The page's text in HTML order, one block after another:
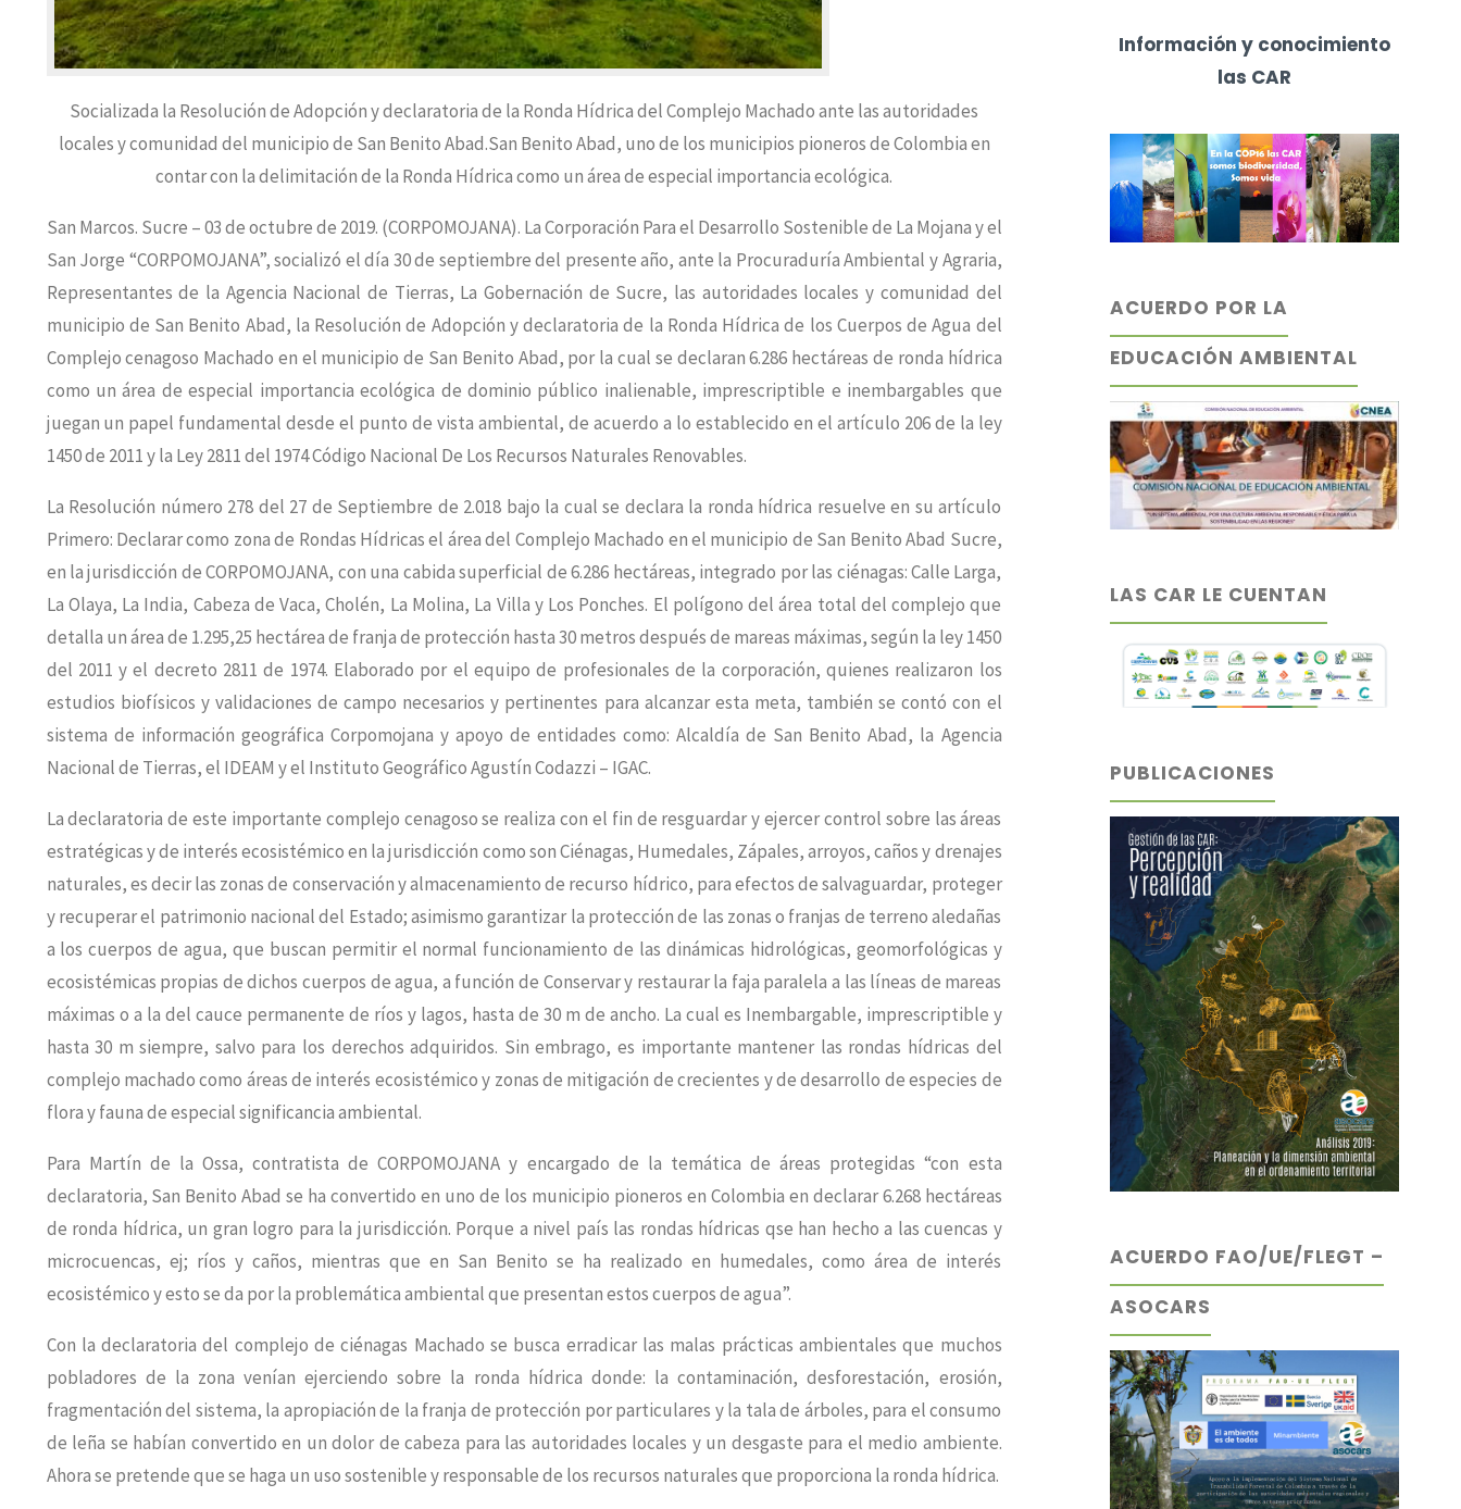
Socializada la Resolución de Adopción y declaratoria de la Ronda Hídrica del Complejo Machado ante las autoridades
locales y comunidad del municipio de San Benito Abad.San Benito Abad, uno de los municipios pioneros de Colombia en
contar con la delimitación de la Ronda Hídrica como un área de especial importancia ecológica.
San Marcos. Sucre – 03 de octubre de 2019. (CORPOMOJANA). La Corporación Para el Desarrollo Sostenible de La Mojana y el
San Jorge “CORPOMOJANA”, socializó el día 30 de septiembre del presente año, ante la Procuraduría Ambiental y Agraria,
Representantes de la Agencia Nacional de Tierras, La Gobernación de Sucre, las autoridades locales y comunidad del
municipio de San Benito Abad, la Resolución de Adopción y declaratoria de la Ronda Hídrica de los Cuerpos de Agua del
Complejo cenagoso Machado en el municipio de San Benito Abad, por la cual se declaran 6.286 hectáreas de ronda hídrica
como un área de especial importancia ecológica de dominio público inalienable, imprescriptible e inembargables que
juegan un papel fundamental desde el punto de vista ambiental, de acuerdo a lo establecido en el artículo 206 de la ley
1450 de 2011 y la Ley 2811 del 1974 Código Nacional De Los Recursos Naturales Renovables.
La Resolución número 278 del 27 de Septiembre de 2.018 bajo la cual se declara la ronda hídrica resuelve en su artículo
Primero: Declarar como zona de Rondas Hídricas el área del Complejo Machado en el municipio de San Benito Abad Sucre,
en la jurisdicción de CORPOMOJANA, con una cabida superficial de 6.286 hectáreas, integrado por las ciénagas: Calle Larga,
La Olaya, La India, Cabeza de Vaca, Cholén, La Molina, La Villa y Los Ponches. El polígono del área total del complejo que
detalla un área de 1.295,25 hectárea de franja de protección hasta 30 metros después de mareas máximas, según la ley 1450
del 2011 y el decreto 2811 de 1974. Elaborado por el equipo de profesionales de la corporación, quienes realizaron los
estudios biofísicos y validaciones de campo necesarios y pertinentes para alcanzar esta meta, también se contó con el
sistema de información geográfica Corpomojana y apoyo de entidades como: Alcaldía de San Benito Abad, la Agencia
Nacional de Tierras, el IDEAM y el Instituto Geográfico Agustín Codazzi – IGAC.
La declaratoria de este importante complejo cenagoso se realiza con el fin de resguardar y ejercer control sobre las áreas
estratégicas y de interés ecosistémico en la jurisdicción como son Ciénagas, Humedales, Zápales, arroyos, caños y drenajes
naturales, es decir las zonas de conservación y almacenamiento de recurso hídrico, para efectos de salvaguardar, proteger
y recuperar el patrimonio nacional del Estado; asimismo garantizar la protección de las zonas o franjas de terreno aledañas
a los cuerpos de agua, que buscan permitir el normal funcionamiento de las dinámicas hidrológicas, geomorfológicas y
ecosistémicas propias de dichos cuerpos de agua, a función de Conservar y restaurar la faja paralela a las líneas de mareas
máximas o a la del cauce permanente de ríos y lagos, hasta de 30 m de ancho. La cual es Inembargable, imprescriptible y
hasta 30 m siempre, salvo para los derechos adquiridos. Sin embrago, es importante mantener las rondas hídricas del
complejo machado como áreas de interés ecosistémico y zonas de mitigación de crecientes y de desarrollo de especies de
flora y fauna de especial significancia ambiental.
Para Martín de la Ossa, contratista de CORPOMOJANA y encargado de la temática de áreas protegidas “con esta
declaratoria, San Benito Abad se ha convertido en uno de los municipio pioneros en Colombia en declarar 6.268 hectáreas
de ronda hídrica, un gran logro para la jurisdicción. Porque a nivel país las rondas hídricas qse han hecho a las cuencas y
microcuencas, ej; ríos y caños, mientras que en San Benito se ha realizado en humedales, como área de interés
ecosistémico y esto se da por la problemática ambiental que presentan estos cuerpos de agua”.
Con la declaratoria del complejo de ciénagas Machado se busca erradicar las malas prácticas ambientales que muchos
pobladores de la zona venían ejerciendo sobre la ronda hídrica donde: la contaminación, desforestación, erosión,
fragmentación del sistema, la apropiación de la franja de protección por particulares y la tala de árboles, para el consumo
de leña se habían convertido en un dolor de cabeza para las autoridades locales y un desgaste para el medio ambiente.
Ahora se pretende que se haga un uso sostenible y responsable de los recursos naturales que proporciona la ronda hídrica.
Información y conocimiento
las CAR
ACUERDO POR LA
EDUCACIÓN AMBIENTAL
LAS CAR LE CUENTAN
PUBLICACIONES
ACUERDO FAO/UE/FLEGT –
ASOCARS